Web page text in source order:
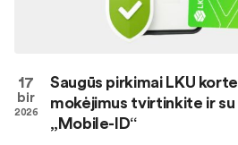
17
bir
2026
Saugūs pirkimai LKU
mokėjimus tvirtinkite ir su
„Mobile-ID“